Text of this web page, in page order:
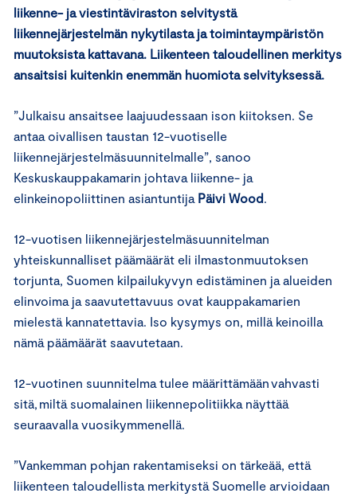
liikenne- ja viestintäviraston selvitystä
liikennejärjestelmän nykytilasta ja toimintaympäristön
muutoksista kattavana. Liikenteen taloudellinen merkitys
ansaitsisi kuitenkin enemmän huomiota selvityksessä.
”Julkaisu ansaitsee laajuudessaan ison kiitoksen. Se
antaa oivallisen taustan 12-vuotiselle
liikennejärjestelmäsuunnitelmalle”, sanoo
Keskuskauppakamarin johtava liikenne- ja
elinkeinopoliittinen asiantuntija Päivi Wood.
12-vuotisen liikennejärjestelmäsuunnitelman
yhteiskunnalliset päämäärät eli ilmastonmuutoksen
torjunta, Suomen kilpailukyvyn edistäminen ja alueiden
elinvoima ja saavutettavuus ovat kauppakamarien
mielestä kannatettavia. Iso kysymys on, millä keinoilla
nämä päämäärät saavutetaan.
12-vuotinen suunnitelma tulee määrittämään vahvasti
sitä, miltä suomalainen liikennepolitiikka näyttää
seuraavalla vuosikymmenellä.
”Vankemman pohjan rakentamiseksi on tärkeää, että
liikenteen taloudellista merkitystä Suomelle arvioidaan